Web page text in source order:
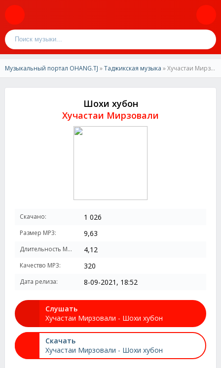
Музыкальный портал OHANG.TJ »Таджикская музыка » Хучастаи Мирзовали-Шохи хубон
Шохи хубон
Хучастаи Мирзовали
Скачано: 1 026
Размер MP3: 9,63
Длительность MP3: 4,12
Качество MP3: 320
Дата релиза: 8-09-2021, 18:52
Слушать
Хучастаи Мирзовали - Шохи хубон
Скачать
Хучастаи Мирзовали - Шохи хубон